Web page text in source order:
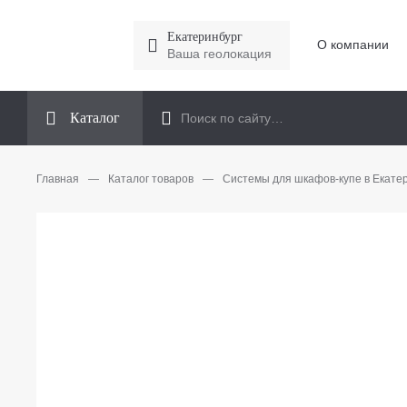
Екатеринбург
Ваша геолокация
О компании
Каталог
Главная — Каталог товаров — Системы для шкафов-купе в